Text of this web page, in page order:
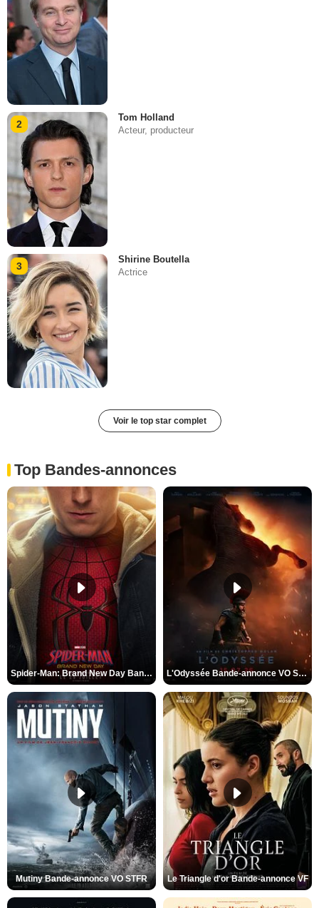
2
Tom Holland
Acteur, producteur
3
Shirine Boutella
Actrice
Voir le top star complet
Top Bandes-annonces
Spider-Man: Brand New Day Bande-annonce VO STFR L'Odyssée Bande-annonce VO STFR
Mutiny Bande-annonce VO STFR Le Triangle d'or Bande-annonce VF